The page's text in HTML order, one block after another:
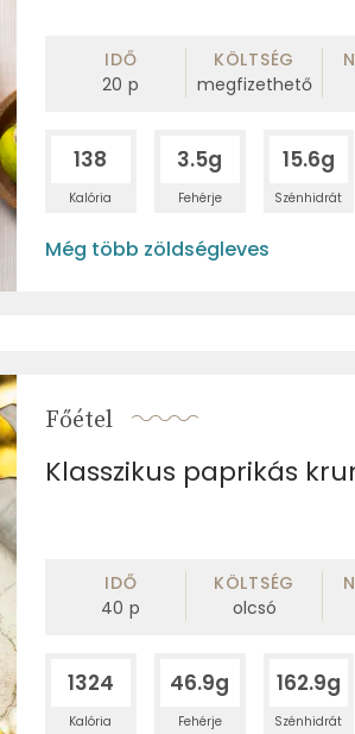
IDŐ
20 p
KÖLTSÉG
megfizethető
138
Kalória
3.5g
Fehérje
15.6g
Szénhidrát
Még több zöldségleves
Főétel
Klasszikus paprikás
IDŐ
40 p
KÖLTSÉG
olcsó
1324
Kalória
46.9g
Fehérje
162.9g
Szénhidrát